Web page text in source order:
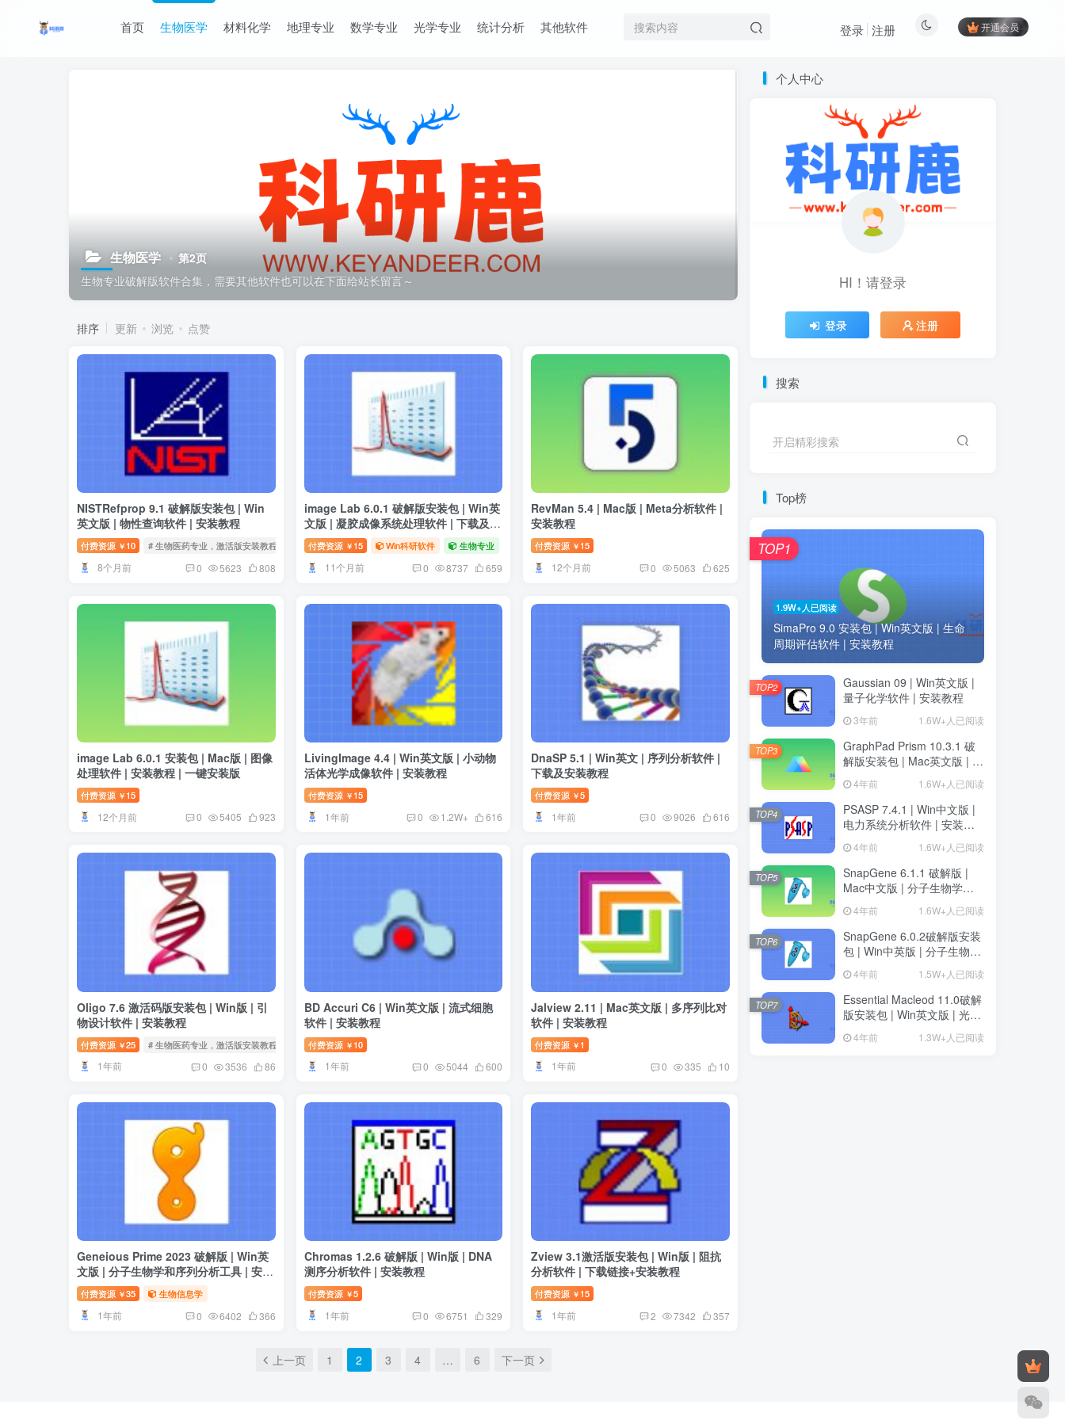
首页 生物医学 材料化学 地理专业 数学专业 光学专业 统计分析 其他软件 开通会员
登录 注册
生物医学 第2页
生物专业破解版软件合集，需要其他软件也可以在下面给站长留言～
排序 更新 浏览 点赞
NISTRefprop 9.1 破解版安装包 | Win
英文版 | 物性查询软件 | 安装教程
付费资源 ￥ 10 # 生物医药专业，激活版安装教程
8个月前 0 5623 808
image Lab 6.0.1 破解版安装包 | Win英
文版 | 凝胶成像系统处理软件 | 下载及安
装教程
付费资源 ￥ 15 Win科研软件 生物专业 绘图软件
11个月前 0 8737 659
RevMan 5.4 | Mac版 | Meta分析软件 |
安装教程
付费资源 ￥ 15
12个月前 0 5063 625
image Lab 6.0.1 安装包 | Mac版 | 图像
处理软件 | 安装教程 | 一键安装版
付费资源 ￥ 15
12个月前 0 5405 923
LivingImage 4.4 | Win英文版 | 小动物
活体光学成像软件 | 安装教程
付费资源 ￥ 15
1年前 0 1.2W+ 616
DnaSP 5.1 | Win英文 | 序列分析软件 |
下载及安装教程
付费资源 ￥5
1年前 0 9026 616
Oligo 7.6 激活码版安装包 | Win版 | 引
物设计软件 | 安装教程
付费资源 ￥25 # 生物医药专业，激活版安装教程
1年前 0 3536 86
BD Accuri C6 | Win英文版 | 流式细胞
软件 | 安装教程
付费资源 ￥ 10
1年前 0 5044 600
Jalview 2.11 | Mac英文版 | 多序列比对
软件 | 安装教程
付费资源 ￥ 1
1年前 0 335 10
Geneious Prime 2023 破解版 | Win英
文版 | 分子生物学和序列分析工具 | 安装
教程
付费资源 ￥35 生物信息学
1年前 0 6402 366
Chromas 1.2.6 破解版 | Win版 | DNA
测序分析软件 | 安装教程
付费资源 ￥5
1年前 0 6751 329
Zview 3.1激活版安装包 | Win版 | 阻抗
分析软件 | 下载链接+安装教程
付费资源 ￥ 15
1年前 2 7342 357
上一页 1 2 3 4 … 6 下一页
个人中心
HI！请登录
登录 注册
搜索
开启精彩搜索
Top榜
1.9W+人已阅读
SimaPro 9.0 安装包 | Win英文版 | 生命
周期评估软件 | 安装教程
TOP1
Gaussian 09 | Win英文版 |
量子化学软件 | 安装教程
3年前 1.6W+人已阅读
TOP2
GraphPad Prism 10.3.1 破
解版安装包 | Mac英文版 | 科
4年前 1.6W+人已阅读
TOP3
PSASP 7.4.1 | Win中文版 |
电力系统分析软件 | 安装教
4年前 1.6W+人已阅读
TOP4
SnapGene 6.1.1 破解版 |
Mac中文版 | 分子生物学软
4年前 1.6W+人已阅读
TOP5
SnapGene 6.0.2破解版安装
包 | Win中英版 | 分子生物学
软件 | 下载及安装教程
4年前 1.5W+人已阅读
TOP6
Essential Macleod 11.0破解
版安装包 | Win英文版 | 光学
薄膜分析与设计软件 | 下载
及安装教程
4年前 1.3W+人已阅读
TOP7